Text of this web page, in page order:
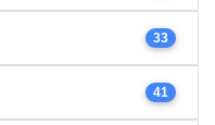
33
41